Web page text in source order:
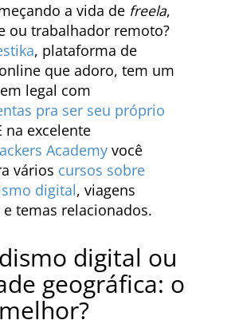
a vida de freela,
ou trabalhador remoto?
, plataforma de
que adoro, tem um
legal com
pra ser seu próprio
na excelente
Academy você
vários cursos sobre
digital, viagens
e temas relacionados.
digital ou
geográfica: o